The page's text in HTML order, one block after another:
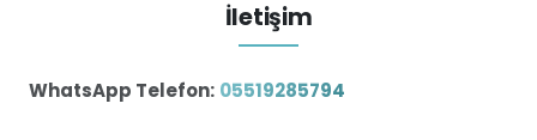
İletişim
WhatsApp Telefon: 05519285794